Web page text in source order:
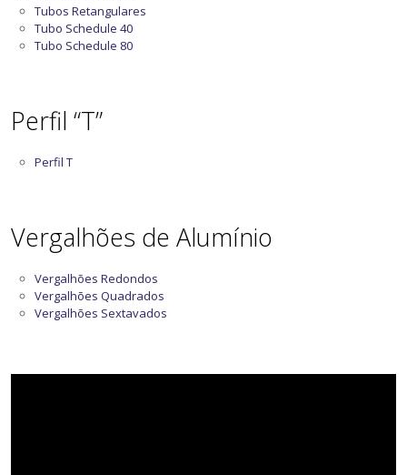
Tubos Retangulares
Tubo Schedule 40
Tubo Schedule 80
Perfil “T”
Perfil T
Vergalhões de Alumínio
Vergalhões Redondos
Vergalhões Quadrados
Vergalhões Sextavados